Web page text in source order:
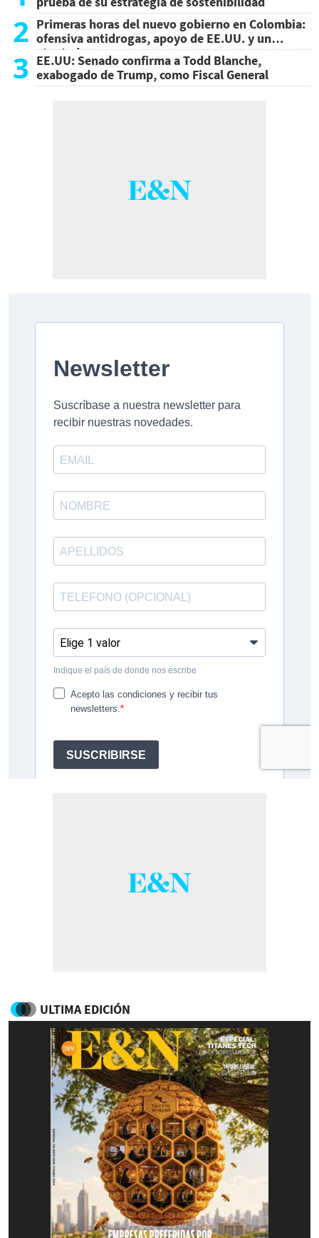
2 Primeras horas del nuevo gobierno en Colombia:
ofensiva antidrogas, apoyo de EE.UU. y un
atentado
3 EE.UU: Senado confirma a Todd Blanche,
exabogado de Trump, como Fiscal General
ULTIMA EDICIÓN